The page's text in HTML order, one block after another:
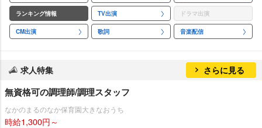
ランキング情報 TV出演 ドラマ出演
CM出演 歌詞 音楽配信
求人特集 さらに見る
無資格可の調理師/調理スタッフ
なかのまるのなか保育園大きなおうち
時給1,300円～